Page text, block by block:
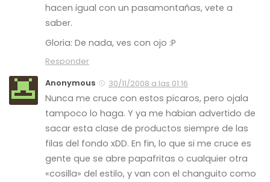
hacen igual con un pasamontañas, vete a
saber.
Gloria: De nada, ves con ojo :P
Responder
Anonymous
30/11/2008 a las 01:16
Nunca me cruce con estos picaros, pero ojala
tampoco lo haga. Y ya me habian advertido de
sacar esta clase de productos siempre de las
filas del fondo xDD. En fin, lo que si me cruce es
gente que se abre papafritas o cualquier otra
«cosilla» del estilo, y van con el changuito como